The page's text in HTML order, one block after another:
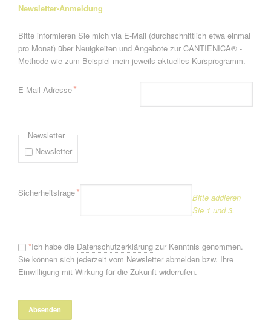
Newsletter-Anmeldung
Bitte informieren Sie mich via E-Mail (durchschnittlich etwa einmal
pro Monat) über Neuigkeiten und Angebote zur CANTIENICA® -
Methode wie zum Beispiel mein jeweils aktuelles Kursprogramm.
Pflichtfeld
E-Mail-Adresse*
Newsletter
Newsletter
Pflichtfeld
Sicherheitsfrage*
Bitte addieren
Sie 1 und 3.
*Ich habe die Datenschutzerklärungzur Kenntnis genommen.
Sie können sich jederzeit vom Newsletter abmelden bzw. Ihre
Einwilligung mit Wirkung für die Zukunft widerrufen.